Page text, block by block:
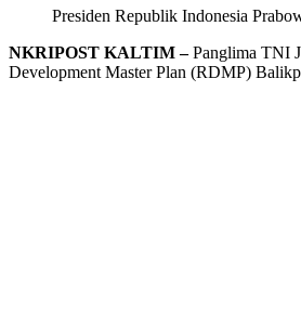
Presiden Republik Indonesia
NKRIPOST KALTIM –Panglima TNI
Development Master Plan (RDMP)